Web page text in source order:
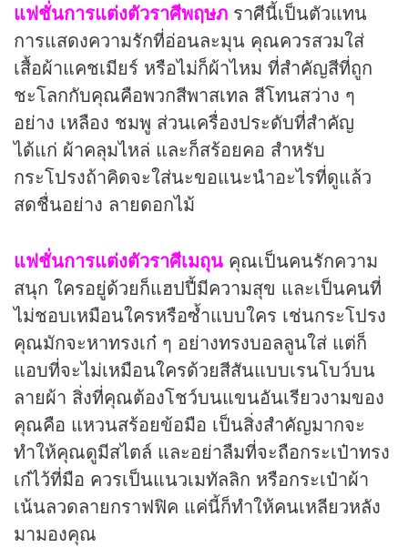
แฟชั่นการแต่งตัวราศีพฤษภ ราศีนี้เป็นตัวแทน
การแสดงความรักที่อ่อนละมุน คุณควรสวมใส่
เสื้อผ้าแคชเมียร์ หรือไม่ก็ผ้าไหม ที่สำคัญสีที่ถูก
ชะโลกกับคุณคือพวกสีพาสเทล สีโทนสว่าง ๆ
อย่าง เหลือง ชมพู ส่วนเครื่องประดับที่สำคัญ
ได้แก่ ผ้าคลุมไหล่ และก็สร้อยคอ สำหรับ
กระโปรงถ้าคิดจะใส่นะขอแนะนำอะไรที่ดูแล้ว
สดชื่นอย่าง ลายดอกไม้
แฟชั่นการแต่งตัวราศีเมถุน คุณเป็นคนรักความ
สนุก ใครอยู่ด้วยก็แฮปปี้มีความสุข และเป็นคนที่
ไม่ชอบเหมือนใครหรือซ้ำแบบใคร เช่นกระโปรง
คุณมักจะหาทรงเก๋ ๆ อย่างทรงบอลลูนใส่ แต่ก็
แอบที่จะไม่เหมือนใครด้วยสีสันแบบเรนโบว์บน
ลายผ้า สิ่งที่คุณต้องโชว์บนแขนอันเรียวงามของ
คุณคือ แหวนสร้อยข้อมือ เป็นสิ่งสำคัญมากจะ
ทำให้คุณดูมีสไตล์ และอย่าลืมที่จะถือกระเป๋าทรง
เก๋ไว้ที่มือ ควรเป็นแนวเมทัลลิก หรือกระเป๋าผ้า
เน้นลวดลายกราฟฟิค แค่นี้ก็ทำให้คนเหลียวหลัง
มามองคุณ